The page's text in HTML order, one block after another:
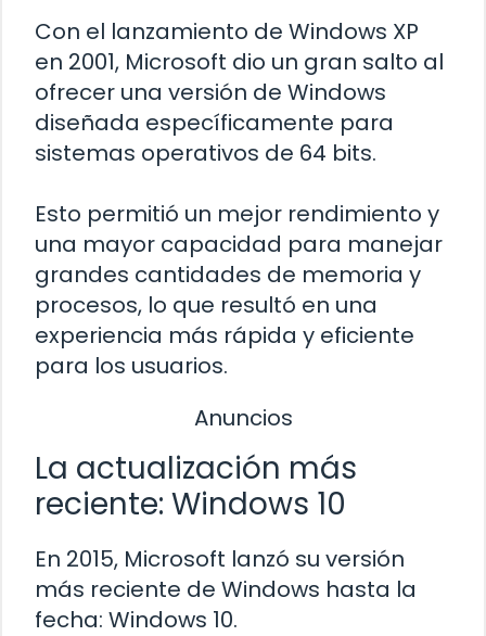
Con el lanzamiento de Windows XP
en 2001, Microsoft dio un gran salto al
ofrecer una versión de Windows
diseñada específicamente para
sistemas operativos de 64 bits.
Esto permitió un mejor rendimiento y
una mayor capacidad para manejar
grandes cantidades de memoria y
procesos, lo que resultó en una
experiencia más rápida y eficiente
para los usuarios.
Anuncios
La actualización más
reciente: Windows 10
En 2015, Microsoft lanzó su versión
más reciente de Windows hasta la
fecha: Windows 10.